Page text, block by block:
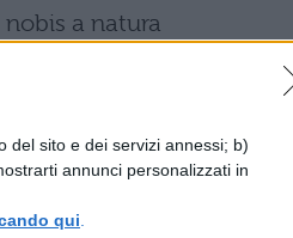
del sito e dei servizi annessi; b)
annunci personalizzati in
qui
a natura
quanto
sembra con